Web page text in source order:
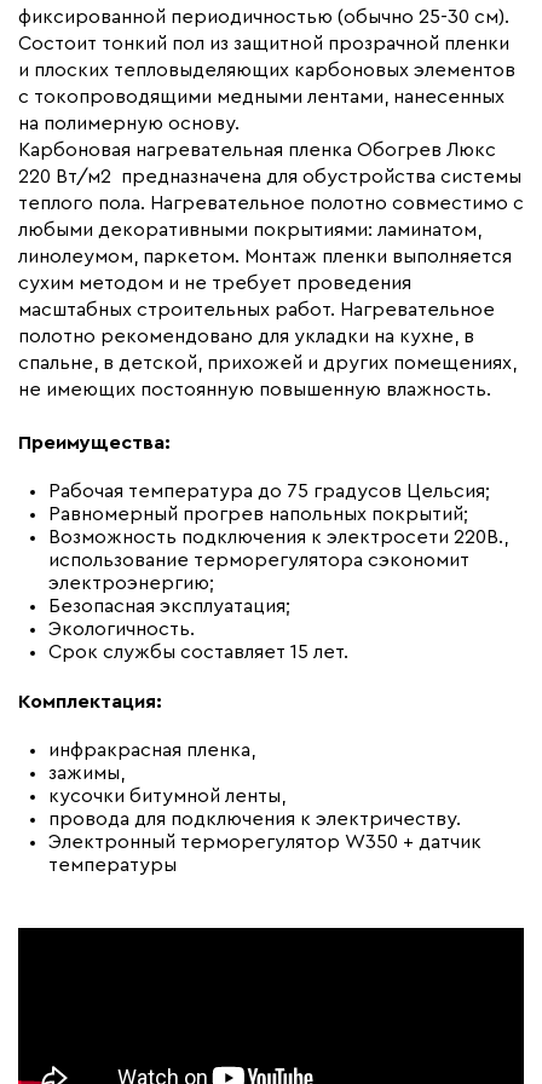
Макс. ток нагрузки (А) 15.0
Ширина (мм) 500
Толщина (мм)
Длина установочного провода, м 2x15
Страна производства
Гарантия (год)
Срок службы(год) 15
Вес (кг) 7,95
Коллекция
Комплекты Обогрев Люкс
50PL
фиксированной периодичностью (обычно 25-30 см).
Состоит тонкий пол из защитной прозрачной пленки
и плоских тепловыделяющих карбоновых элементов
с токопроводящими медными лентами, нанесенных
на полимерную основу.
Карбоновая нагревательная пленка Обогрев Люкс
220 Вт/м2 предназначена для обустройства системы
теплого пола. Нагревательное полотно совместимо с
любыми декоративными покрытиями: ламинатом,
линолеумом, паркетом. Монтаж пленки выполняется
сухим методом и не требует проведения
масштабных строительных работ. Нагревательное
полотно рекомендовано для укладки на кухне, в
спальне, в детской, прихожей и других помещениях,
не имеющих постоянную повышенную влажность.
Преимущества:
Рабочая температура до 75 градусов Цельсия;
Равномерный прогрев напольных покрытий;
Возможность подключения к электросети 220В.,
использование терморегулятора сэкономит
электроэнергию;
Безопасная эксплуатация;
Экологичность.
Срок службы составляет 15 лет.
Комплектация:
инфракрасная пленка,
зажимы,
кусочки битумной ленты,
провода для подключения к электричеству.
Электронный терморегулятор W350 + датчик
температуры